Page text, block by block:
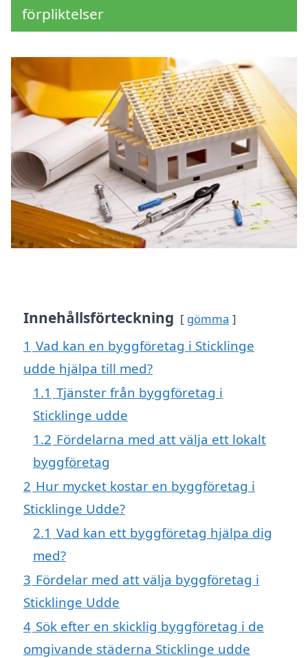
förpliktelser
Innehållsförteckning gömma
1 Vad kan en byggföretag i Sticklinge
udde hjälpa till med?
1.1 Tjänster från byggföretag i
Sticklinge udde
1.2 Fördelarna med att välja ett lokalt
byggföretag
2 Hur mycket kostar en byggföretag i
Sticklinge Udde?
2.1 Vad kan ett byggföretag hjälpa dig
med?
3 Fördelar med att välja byggföretag i
Sticklinge Udde
4 Sök efter en skicklig byggföretag i de
omgivande städerna Sticklinge udde